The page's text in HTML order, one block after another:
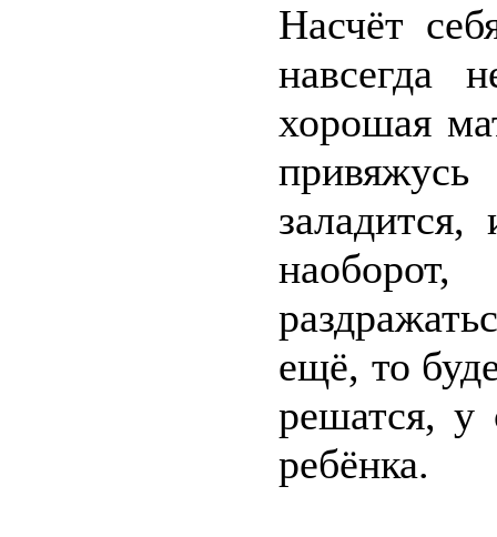
Насчёт
навсегда
хорошая
ещё, то
решатся, у
ребёнка.